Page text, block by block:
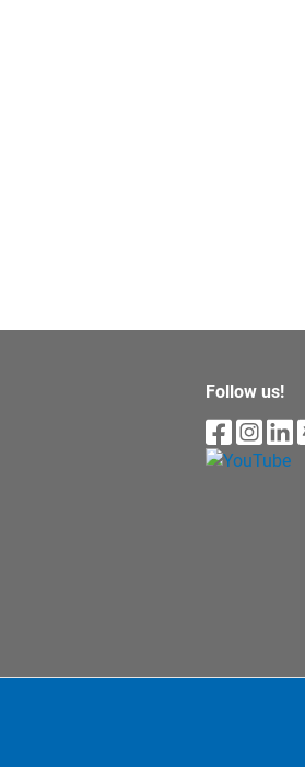
Follow us!